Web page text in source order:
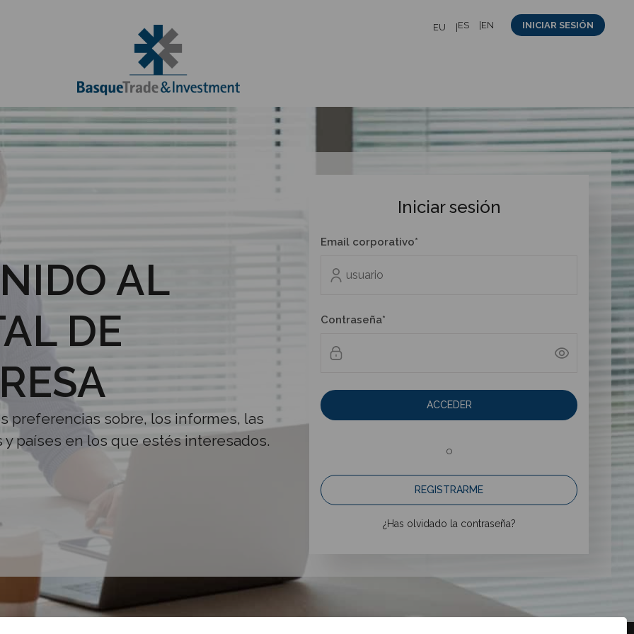
EU ES EN INICIAR SESIÓN
AL
DE
preferencias sobre, los informes, las
países en los que estés interesados.
Iniciar sesión
Email corporativo*
Contraseña*
ACCEDER
o
REGISTRARME
¿Has olvidado la contraseña?